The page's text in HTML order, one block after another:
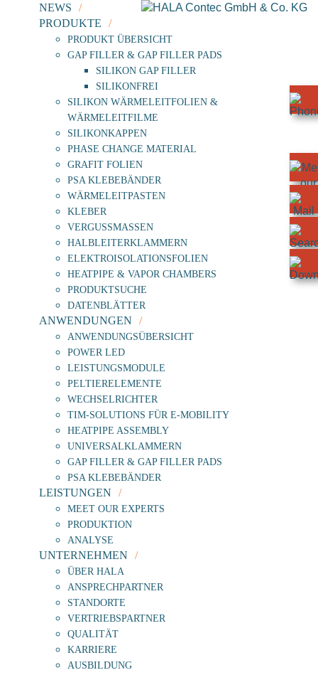
NEWS
PRODUKTE
PRODUKT ÜBERSICHT
GAP FILLER & GAP FILLER PADS
SILIKON GAP FILLER
SILIKONFREI
SILIKON WÄRMELEITFOLIEN &
WÄRMELEITFILME
SILIKONKAPPEN
PHASE CHANGE MATERIAL
GRAFIT FOLIEN
PSA KLEBEBÄNDER
WÄRMELEITPASTEN
KLEBER
VERGUSSMASSEN
HALBLEITERKLAMMERN
ELEKTROISOLATIONSFOLIEN
HEATPIPE & VAPOR CHAMBERS
PRODUKTSUCHE
DATENBLÄTTER
ANWENDUNGEN
ANWENDUNGSÜBERSICHT
POWER LED
LEISTUNGSMODULE
PELTIERELEMENTE
WECHSELRICHTER
TIM-SOLUTIONS FÜR E-MOBILITY
HEATPIPE ASSEMBLY
UNIVERSALKLAMMERN
GAP FILLER & GAP FILLER PADS
PSA KLEBEBÄNDER
LEISTUNGEN
MEET OUR EXPERTS
PRODUKTION
ANALYSE
UNTERNEHMEN
ÜBER HALA
ANSPRECHPARTNER
STANDORTE
VERTRIEBSPARTNER
QUALITÄT
KARRIERE
AUSBILDUNG